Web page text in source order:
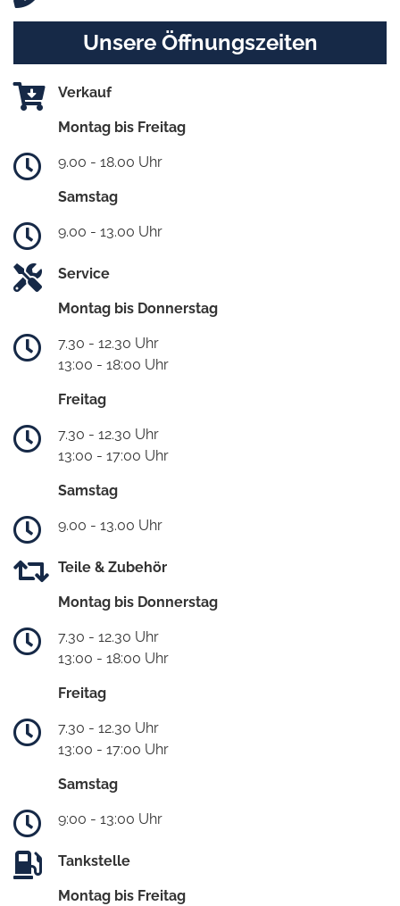
Unsere Öffnungszeiten
Verkauf
Montag bis Freitag
9.00 - 18.00 Uhr
Samstag
9.00 - 13.00 Uhr
Service
Montag bis Donnerstag
7.30 - 12.30 Uhr
13:00 - 18:00 Uhr
Freitag
7.30 - 12.30 Uhr
13:00 - 17:00 Uhr
Samstag
9.00 - 13.00 Uhr
Teile & Zubehör
Montag bis Donnerstag
7.30 - 12.30 Uhr
13:00 - 18:00 Uhr
Freitag
7.30 - 12.30 Uhr
13:00 - 17:00 Uhr
Samstag
9:00 - 13:00 Uhr
Tankstelle
Montag bis Freitag